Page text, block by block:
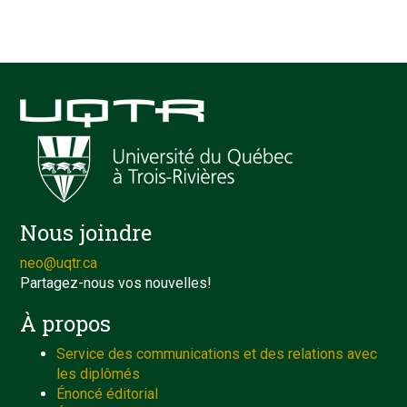
Nous joindre
neo@uqtr.ca
Partagez-nous vos nouvelles!
À propos
Service des communications et des relations avec
les diplômés
Énoncé éditorial